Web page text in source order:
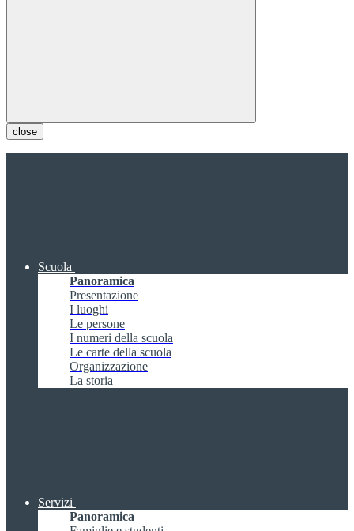
close
Scuola
Panoramica
Presentazione
I luoghi
Le persone
I numeri della scuola
Le carte della scuola
Organizzazione
La storia
Servizi
Panoramica